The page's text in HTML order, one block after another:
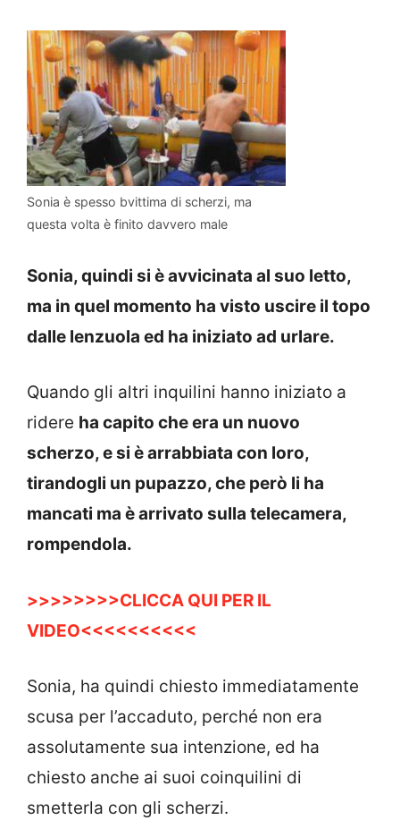
Sonia è spesso bvittima di scherzi, ma
questa volta è finito davvero male
Sonia, quindi si è avvicinata al suo letto,
ma in quel momento ha visto uscire il topo
dalle lenzuola ed ha iniziato ad urlare.
Quando gli altri inquilini hanno iniziato a
ridere ha capito che era un nuovo
scherzo, e si è arrabbiata con loro,
tirandogli un pupazzo, che però li ha
mancati ma è arrivato sulla telecamera,
rompendola.
>>>>>>>>CLICCA QUI PER IL
VIDEO<<<<<<<<<<
Sonia, ha quindi chiesto immediatamente
scusa per l’accaduto, perché non era
assolutamente sua intenzione, ed ha
chiesto anche ai suoi coinquilini di
smetterla con gli scherzi.